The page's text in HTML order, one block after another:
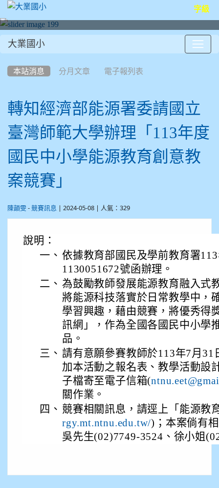
字級
大業國小
本站消息 分月文章 電子報列表
轉知經濟部能源署委請國立
臺灣師範大學辦理「113年度
國民中小學能源教育創意教
案競賽」
陳韻雯 - 競賽訊息 | 2024-05-08 | 人氣：329
說明：
一、 依據教育部國民及學前教育署
1130051672號函辦理。
二、 為鼓勵教師發展能源教育融入式
將能源科技落實於日常教學中，
學習興趣，藉由競賽，將優秀得
訊網」，作為全國各國民中小學
品。
三、 請有意願參賽教師於113年7月
加本活動之報名表、教學活動設
子檔寄至電子信箱(
關作業。
四、 競賽相關訊息，請逕上「能源教
rgy.mt.ntnu.edu.tw/)；本案倘有
吳先生(02)7749-3524、徐小姐